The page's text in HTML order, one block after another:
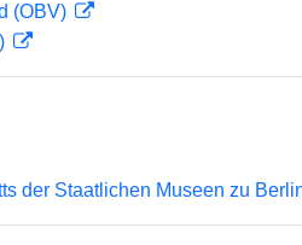
(OBV)
der Staatlichen Museen zu